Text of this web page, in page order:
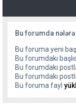
Bu forumda
Bu foruma yeni
Bu forumdakı
Bu forumdakı
Bu forumdakı
Bu foruma fayl